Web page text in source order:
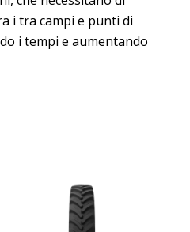
i tra campi e punti di
i tempi e aumentando